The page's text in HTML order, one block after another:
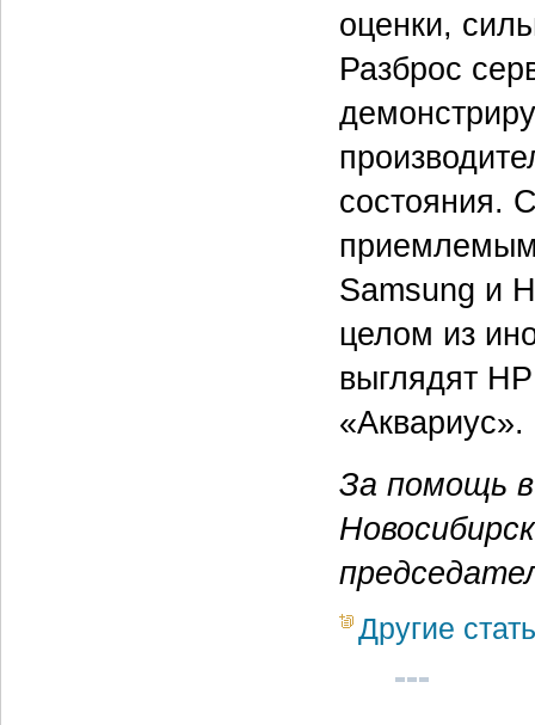
оценки,
Разброс
состояния.
Samsung и
целом из
выглядят
«Аквариус».
За помощь в
Другие